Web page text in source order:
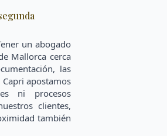
un abogado
Mallorca cerca
las
apostamos
ni procesos
clientes,
también